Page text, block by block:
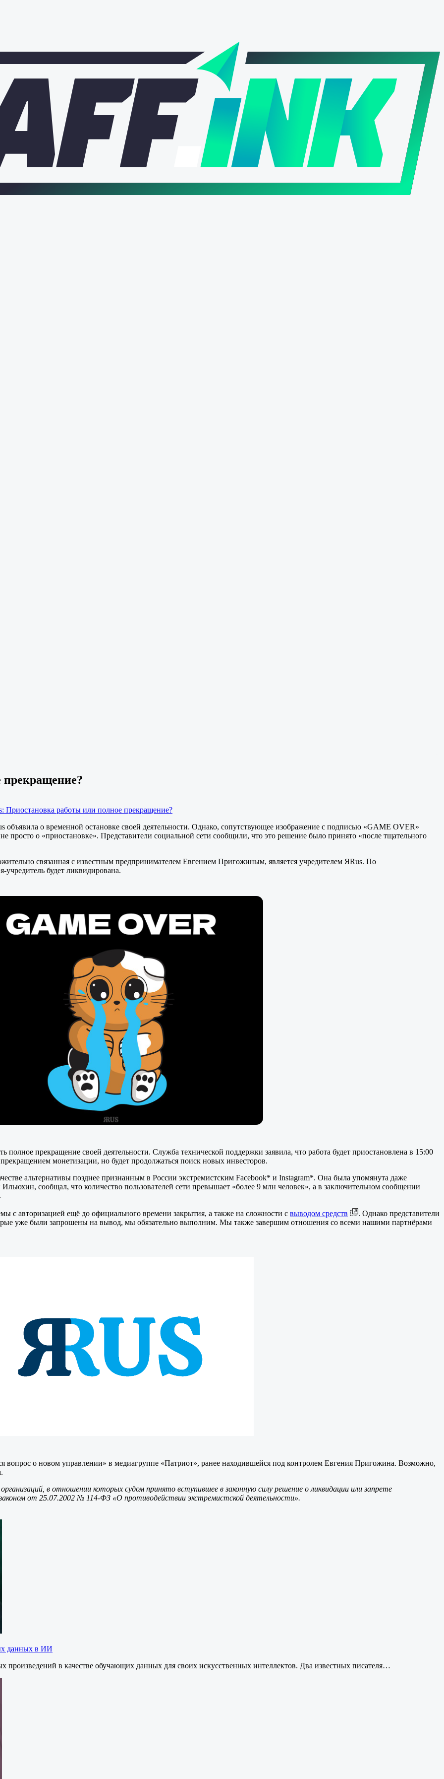
прекращение?
Приостановка работы или полное прекращение?
объявила о временной остановке своей деятельности. Однако, сопутствующее изображение с подписью «GAME OVER»
просто о «приостановке». Представители социальной сети сообщили, что это решение было принято «после тщательного
связанная с известным предпринимателем Евгением Пригожиным, является учредителем ЯRus. По
будет ликвидирована.
прекращение своей деятельности. Служба технической поддержки заявила, что работа будет приостановлена в 15:00
монетизации, но будет продолжаться поиск новых инвесторов.
альтернативы позднее признанным в России экстремистским Facebook* и Instagram*. Она была упомянута даже
сообщал, что количество пользователей сети превышает «более 9 млн человек», а в заключительном сообщении
с авторизацией ещё до официального времени закрытия, а также на сложности с выводом средств
. Однако представители
уже были запрошены на вывод, мы обязательно выполним. Мы также завершим отношения со всеми нашими партнёрами
вопрос о новом управлении» в медиагруппе «Патриот», ранее находившейся под контролем Евгения Пригожина. Возможно,
в отношении которых судом принято вступившее в законную силу решение о ликвидации или запрете
от 25.07.2002 № 114-ФЗ «О противодействии экстремистской деятельности».
данных в ИИ
произведений в качестве обучающих данных для своих искусственных интеллектов. Два известных писателя…